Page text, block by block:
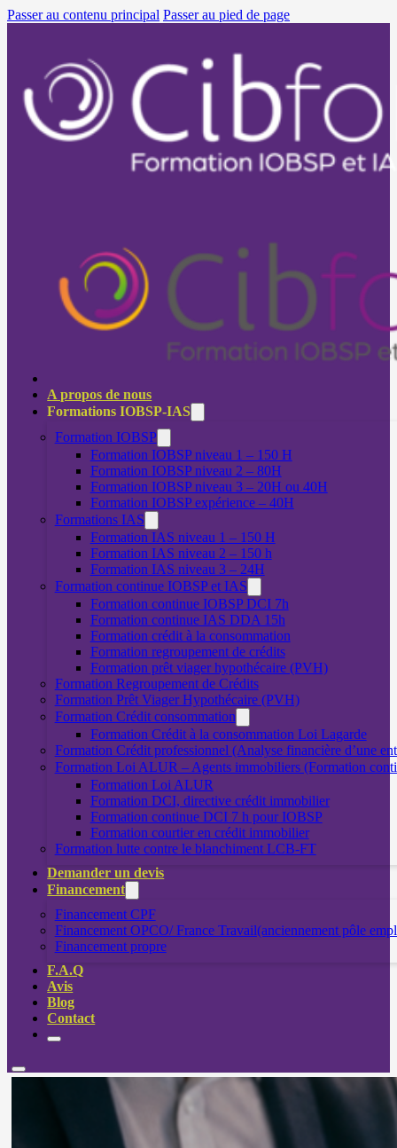
Passer au contenu principal Passer au pied de page
A propos de nous
Formations IOBSP-IAS
Formation IOBSP
Formation IOBSP niveau 1 – 150 H
Formation IOBSP niveau 2 – 80H
Formation IOBSP niveau 3 – 20H ou 40H
Formation IOBSP expérience – 40H
Formations IAS
Formation IAS niveau 1 – 150 H
Formation IAS niveau 2 – 150 h
Formation IAS niveau 3 – 24H
Formation continue IOBSP et IAS
Formation continue IOBSP DCI 7h
Formation continue IAS DDA 15h
Formation crédit à la consommation
Formation regroupement de crédits
Formation prêt viager hypothécaire (PVH)
Formation Regroupement de Crédits
Formation Prêt Viager Hypothécaire (PVH)
Formation Crédit consommation
Formation Crédit à la consommation Loi Lagarde
Formation Crédit professionnel (Analyse financière d’une
Formation Loi ALUR – Agents immobiliers (Formation
Formation Loi ALUR
Formation DCI, directive crédit immobilier
Formation continue DCI 7 h pour IOBSP
Formation courtier en crédit immobilier
Formation lutte contre le blanchiment LCB-FT
Demander un devis
Financement
Financement CPF
Financement OPCO/ France Travail(anciennement pôle
Financement propre
F.A.Q
Avis
Blog
Contact